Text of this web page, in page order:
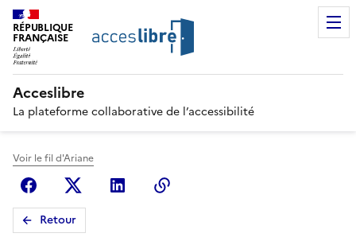
RÉPUBLIQUE
FRANÇAISE
Acceslibre
La plateforme collaborative de l’accessibilité
Voir le fil d'Ariane
FacebookX (anciennement Twitter)
Linkedin
Retour